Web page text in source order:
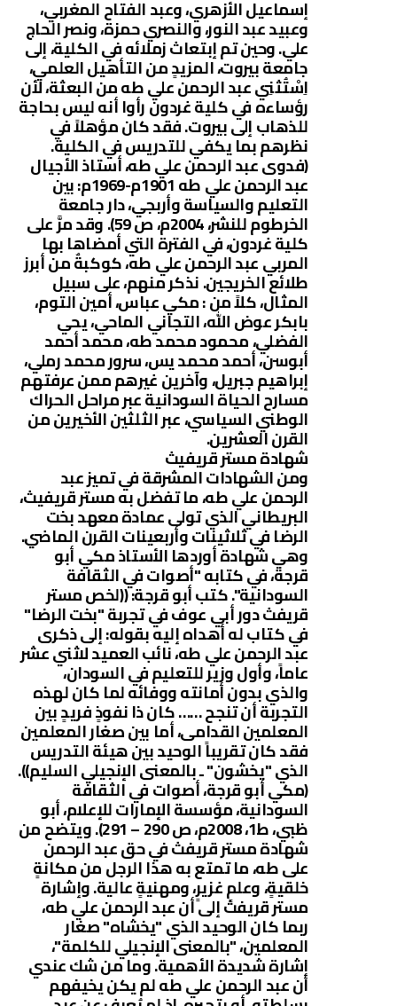
إسماعيل الأزهري، وعبد الفتاح المغربي،
وعبيد عبد النور، والنصري حمزة، ونصر الحاج
علي. وحين تم إبتعاث زملائه في الكلية، إلى
جامعة بيروت، المزيدٍ من التأهيل العلمي،
اِسْتُثنِي عبد الرحمن علي طه من البعثة، لأن
رؤساءه في كلية غردون رأوا أنه ليس بحاجة
للذهاب إلى بيروت. فقد كان مؤهلاً في
نظرهم بما يكفي للتدريس في الكلية.
(فدوى عبد الرحمن علي طه، أستاذ الأجيال
عبد الرحمن علي طه 1901م-1969م: بين
التعليم والسياسة وأربجي، دار جامعة
الخرطوم للنشر، 2004م، ص 59). وقد مرَّ على
كلية غردون، في الفترة التي أمضاها بها
المربي عبد الرحمن علي طه، كوكبةٌ من أبرز
طلائع الخريجين. نذكر منهم، على سبيل
المثال، كلاً من : مكي عباس، أمين التوم،
بابكر عوض الله، التجاني الماحي، يحي
الفضلي، محمود محمد طه، محمد أحمد
أبوسن، أحمد محمد يس، سرور محمد رملي،
إبراهيم جبريل، وآخرين غيرهم ممن عرفتهم
مسارح الحياة السودانية عبر مراحل الحراك
الوطني السياسي، عبر الثلثين الأخيرين من
القرن العشرين.
شهادة مستر قريفيث
ومن الشهادات المشرقة في تميز عبد
الرحمن علي طه، ما تفضل به مستر قريفيث،
البريطاني الذي تولى عمادة معهد بخت
الرضا في ثلاثينات وأربعينات القرن الماضي.
وهي شهادة أوردها الأستاذ مكي أبو
قرجة، في كتابه "أصوات في الثقافة
السودانية". كتب أبو قرجة: ((لخص مستر
قريفث دور أبي عوف في تجربة "بخت الرضا"
في كتاب له أهداه إليه بقوله: إلى ذكرى
عبد الرحمن علي طه، نائب العميد لاثني عشر
عاماً، وأول وزير للتعليم في السودان،
والذي بدون أمانته ووفائه لما كان لهذه
التجربة أن تنجح …… كان ذا نفوذٍ فريدٍ بين
المعلمين القدامى، أما بين صغار المعلمين
فقد كان تقريباً الوحيد بين هيئة التدريس
الذي "يخشون" ـ بالمعنى الإنجيلي السليم)).
(مكي أبو قرجة، أصوات في الثقافة
السودانية، مؤسسة الإمارات للإعلام، أبو
ظبي، ط1، 2008م، ص 290 – 291). ويتضح من
شهادة مستر قريفث في حق عبد الرحمن
على طه، ما تمتع به هذا الرجل من مكانةٍ
خلقيةٍ، وعلمٍ غزيرٍ، ومهنيةٍ عالية. وإشارة
مستر قريفث إلى أن عبد الرحمن علي طه،
ربما كان الوحيد الذي "يخشاه" صغار
المعلمين، "بالمعنى الإنجيلي للكلمة"،
إشارة شديدة الأهمية. وما من شك عندي
أن عبد الرحمن علي طه لم يكن يخيفهم